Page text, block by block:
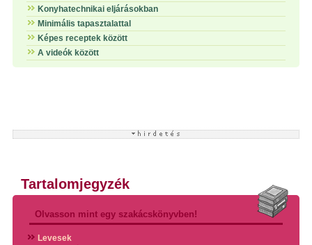
Konyhatechnikai eljárásokban
Minimális tapasztalattal
Képes receptek között
A videók között
Tartalomjegyzék
Olvasson mint egy szakácskönyvben!
Levesek